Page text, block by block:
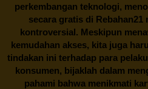
perkembangan teknologi,
secara gratis di Rebahan21
kontroversial. Meskipun
kemudahan akses, kita juga
tindakan ini terhadap para
konsumen, bijaklah dalam
pahami bahwa menikmati